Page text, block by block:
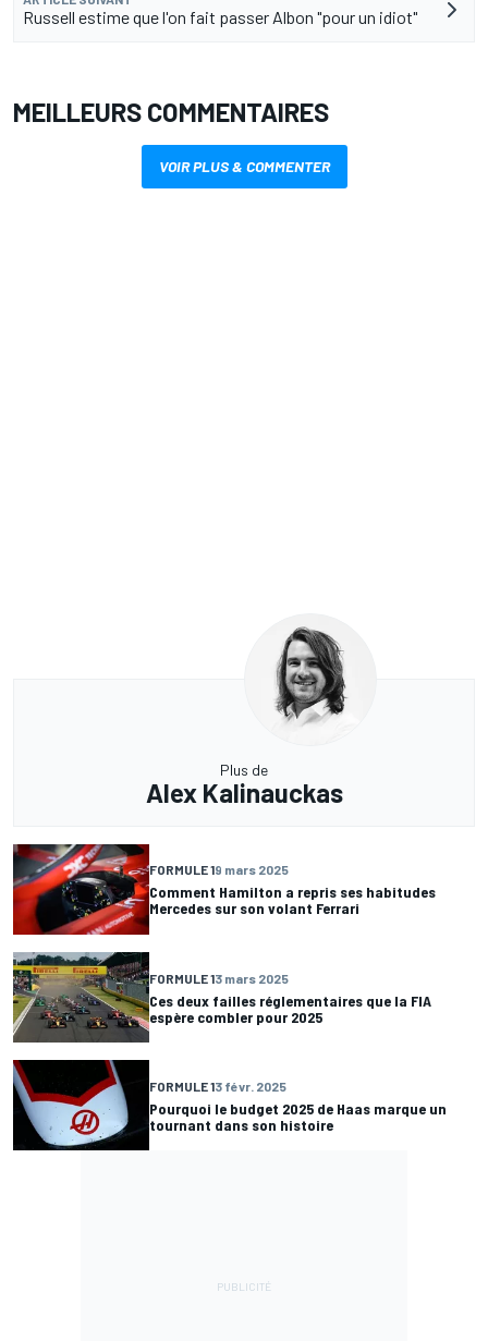
Russell estime que l'on fait passer Albon "pour un idiot"
MEILLEURS COMMENTAIRES
VOIR PLUS & COMMENTER
Plus de
Alex Kalinauckas
FORMULE 19 mars 2025
Comment Hamilton a repris ses habitudes
Mercedes sur son volant Ferrari
FORMULE 13 mars 2025
Ces deux failles réglementaires que la FIA
espère combler pour 2025
FORMULE 13 févr. 2025
Pourquoi le budget 2025 de Haas marque un
tournant dans son histoire